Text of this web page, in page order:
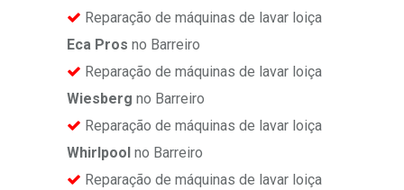
Reparação de máquinas de lavar loiça
Eca Pros no Barreiro
Reparação de máquinas de lavar loiça
Wiesberg no Barreiro
Reparação de máquinas de lavar loiça
Whirlpool no Barreiro
Reparação de máquinas de lavar loiça